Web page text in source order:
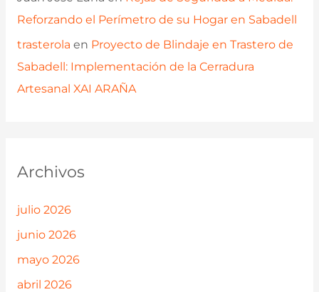
Reforzando el Perímetro de su Hogar en Sabadell
trasterola en Proyecto de Blindaje en Trastero de
Sabadell: Implementación de la Cerradura
Artesanal XAI ARAÑA
Archivos
julio 2026
junio 2026
mayo 2026
abril 2026